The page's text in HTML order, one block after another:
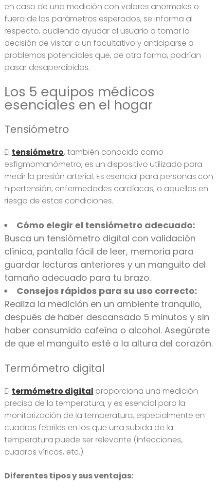
en caso de una medición con valores anormales o
fuera de los parámetros esperados, se informa al
respecto, pudiendo ayudar al usuario a tomar la
decisión de visitar a un facultativo y anticiparse a
problemas potenciales que, de otra forma, podrían
pasar desapercibidos.
Los 5 equipos médicos
esenciales en el hogar
Tensiómetro
El tensiómetro, también conocido como
esfigmomanómetro, es un dispositivo utilizado para
medir la presión arterial. Es esencial para personas con
hipertensión, enfermedades cardíacas, o aquellas en
riesgo de estas condiciones.
Cómo elegir el tensiómetro adecuado:
Busca un tensiómetro digital con validación
clínica, pantalla fácil de leer, memoria para
guardar lecturas anteriores y un manguito del
tamaño adecuado para tu brazo.
Consejos rápidos para su uso correcto:
Realiza la medición en un ambiente tranquilo,
después de haber descansado 5 minutos y sin
haber consumido cafeína o alcohol. Asegúrate
de que el manguito esté a la altura del corazón.
Termómetro digital
El termómetro digital proporciona una medición
precisa de la temperatura, y es esencial para la
monitorización de la temperatura, especialmente en
cuadros febriles en los que una subida de la
temperatura puede ser relevante (infecciones,
cuadros víricos, etc.).
Diferentes tipos y sus ventajas: